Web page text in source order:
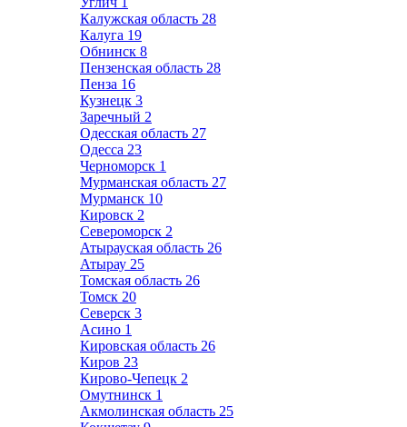
Калужская область 28
Калуга 19
Обнинск 8
Пензенская область 28
Пенза 16
Кузнецк 3
Заречный 2
Одесская область 27
Одесса 23
Черноморск 1
Мурманская область 27
Мурманск 10
Кировск 2
Североморск 2
Атырауская область 26
Атырау 25
Томская область 26
Томск 20
Северск 3
Асино 1
Кировская область 26
Киров 23
Кирово-Чепецк 2
Омутнинск 1
Акмолинская область 25